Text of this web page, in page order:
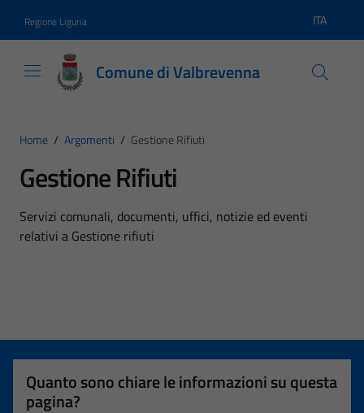
Regione Liguria Lingua
ITA
Comune di Valbrevenna
Home / Argomenti / Gestione Rifiuti
Gestione Rifiuti
Dettagli dell'argomento
Servizi comunali, documenti, uffici, notizie ed eventi
relativi a Gestione rifiuti
Quanto sono chiare le informazioni su questa
pagina?